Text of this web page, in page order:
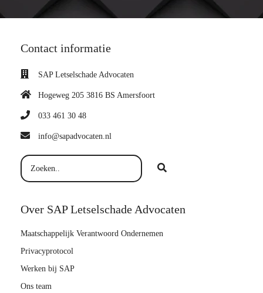
Contact informatie
SAP Letselschade Advocaten
Hogeweg 205 3816 BS Amersfoort
033 461 30 48
info@sapadvocaten.nl
Over SAP Letselschade Advocaten
Maatschappelijk Verantwoord Ondernemen
Privacyprotocol
Werken bij SAP
Ons team